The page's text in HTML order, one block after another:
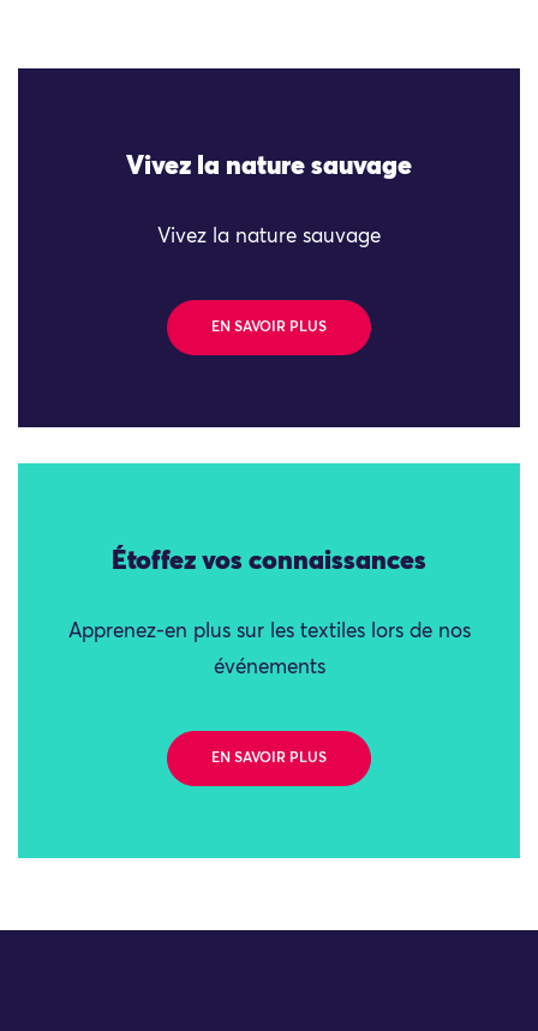
Vivez la nature sauvage
Vivez la nature sauvage
EN SAVOIR PLUS
Étoffez vos connaissances
Apprenez-en plus sur les textiles lors de nos
événements
EN SAVOIR PLUS